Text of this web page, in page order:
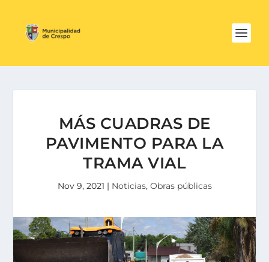
MÁS CUADRAS DE
PAVIMENTO PARA LA
TRAMA VIAL
Nov 9, 2021 | Noticias, Obras públicas